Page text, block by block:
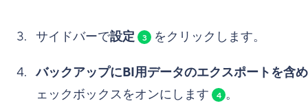
サイドバーで設定 3 をクリックします。
バックアップにBI用データのエクスポートを含
ェックボックスをオンにします
4 。